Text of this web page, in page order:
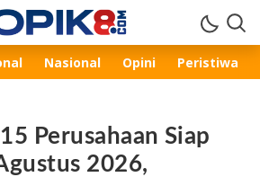
Nasional Opini Peristiwa
Perusahaan Siap
2026,